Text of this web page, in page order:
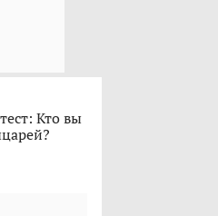
Кто вы